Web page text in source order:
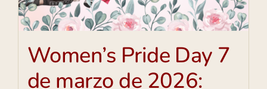
Women’s Pride Day 7
de marzo de 2026: